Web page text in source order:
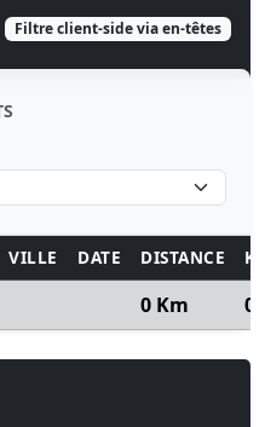
Filtre client-side via en-têtes
VILLE DATE DISTANCE
0 Km 0